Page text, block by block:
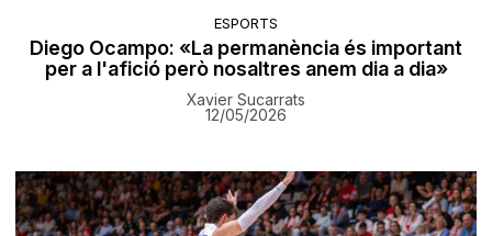
ESPORTS
Diego Ocampo: «La permanència és important
per a l'afició però nosaltres anem dia a dia»
Xavier Sucarrats
12/05/2026